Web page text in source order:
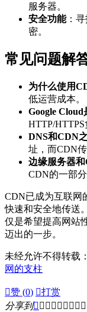
服务器。
安全功能：寻
密。
常见问题解
为什么使用
低运营成本。
Google Cloud
HTTP/
DNS和CDN
址，而CDN传
边缘服务器
CDN的一部
CDN已成为互联网
快速和安全地传送
仅是希望提高网站
迈出的一步。
未经允许不得转载：
网的支柱
赞 (0) 打赏
分享到        